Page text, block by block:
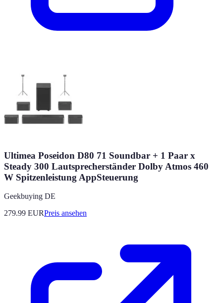
Ultimea Poseidon D80 71 Soundbar + 1 Paar x
Steady 300 Lautsprecherständer Dolby Atmos 460
W Spitzenleistung AppSteuerung
Geekbuying DE
279.99 EURPreis ansehen